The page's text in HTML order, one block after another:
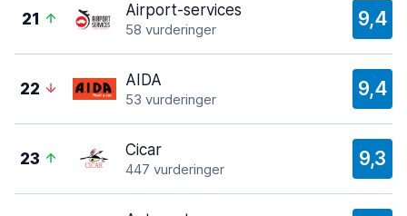
21 Airport-services
58 vurderinger 9,4
22 AIDA
53 vurderinger 9,4
23 Cicar
447 vurderinger 9,3